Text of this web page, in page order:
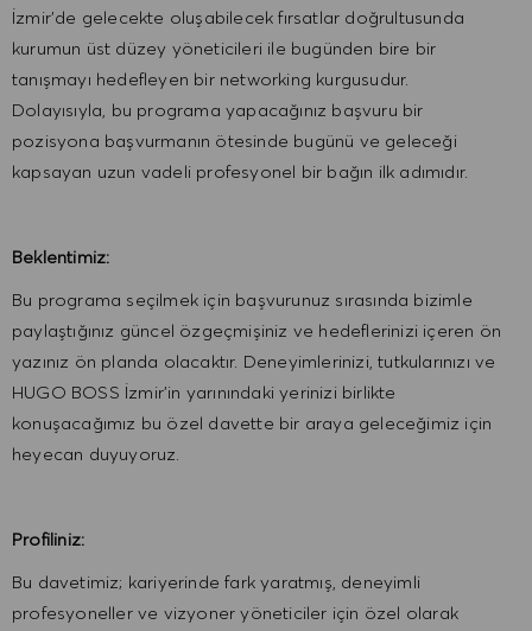
İzmir’de gelecekte oluşabilecek fırsatlar doğrultusunda
kurumun üst düzey yöneticileri ile bugünden bire bir
tanışmayı hedefleyen bir networking kurgusudur.
Dolayısıyla, bu programa yapacağınız başvuru bir
pozisyona başvurmanın ötesinde bugünü ve geleceği
kapsayan uzun vadeli profesyonel bir bağın ilk adımıdır.
Beklentimiz:
Bu programa seçilmek için başvurunuz sırasında bizimle
paylaştığınız güncel özgeçmişiniz ve hedeflerinizi içeren ön
yazınız ön planda olacaktır. Deneyimlerinizi, tutkularınızı ve
HUGO BOSS İzmir’in yarınındaki yerinizi birlikte
konuşacağımız bu özel davette bir araya geleceğimiz için
heyecan duyuyoruz.
Profiliniz:
Bu davetimiz; kariyerinde fark yaratmış, deneyimli
profesyoneller ve vizyoner yöneticiler için özel olarak